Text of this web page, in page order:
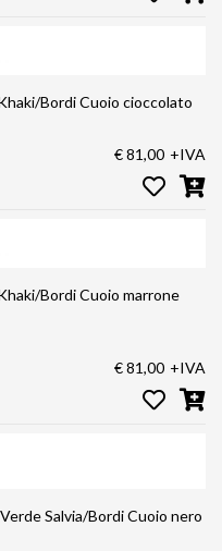
Bordi Cuoio cioccolato
€ 81,00 +IVA
Bordi Cuoio marrone
€ 81,00 +IVA
Salvia/Bordi Cuoio nero